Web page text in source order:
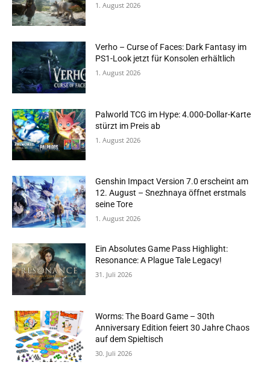
1. August 2026
Verho – Curse of Faces: Dark Fantasy im
PS1-Look jetzt für Konsolen erhältlich
1. August 2026
Palworld TCG im Hype: 4.000-Dollar-Karte
stürzt im Preis ab
1. August 2026
Genshin Impact Version 7.0 erscheint am
12. August – Snezhnaya öffnet erstmals
seine Tore
1. August 2026
Ein Absolutes Game Pass Highlight:
Resonance: A Plague Tale Legacy!
31. Juli 2026
Worms: The Board Game – 30th
Anniversary Edition feiert 30 Jahre Chaos
auf dem Spieltisch
30. Juli 2026